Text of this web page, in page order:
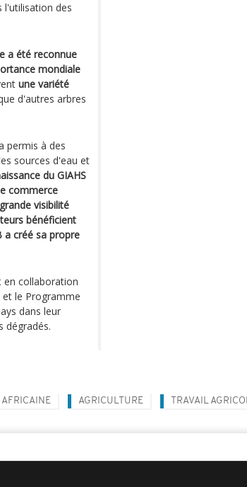
l'utilisation des
a été reconnue
mondiale
une variété
d'autres arbres
permis à des
sources d'eau et
du GIAHS
commerce
visibilité
bénéficient
a créé sa propre
en collaboration
le Programme
dans leur
dégradés.
AFRICAINE AGRICULTURE TRAVAIL